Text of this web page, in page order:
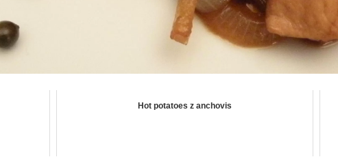
Hot potatoes z anchovis